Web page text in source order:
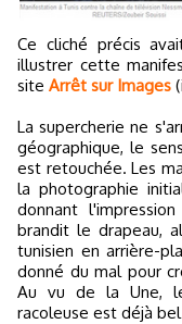
Ce cliché précis avait été utilisé par Slate en 2012 pour
illustrer cette
site Arrêt sur Images
La supercherie ne
géographique, le
est retouchée. Les
la photographie
donnant
brandit le drapeau,
tunisien en arrière-
donné du mal pour
Au vu de la Une,
racoleuse est déjà